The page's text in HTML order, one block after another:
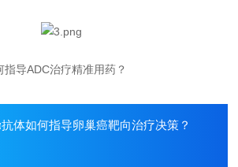
导ADC治疗精准用药？
体如何指导卵巢癌靶向治疗决策？